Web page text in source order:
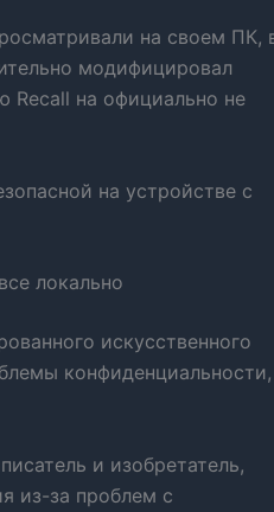
на своем ПК,
модифицировал
Recall на официально не
на устройстве с
локально
искусственного
конфиденциальности,
и изобретатель,
из-за проблем с